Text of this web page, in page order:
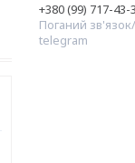
+380 (99) 717-43-
Поганий
telegram